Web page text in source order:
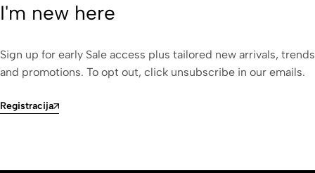
I'm new here
Sign up for early Sale access plus tailored new arrivals, trends
and promotions. To opt out, click unsubscribe in our emails.
Registracija